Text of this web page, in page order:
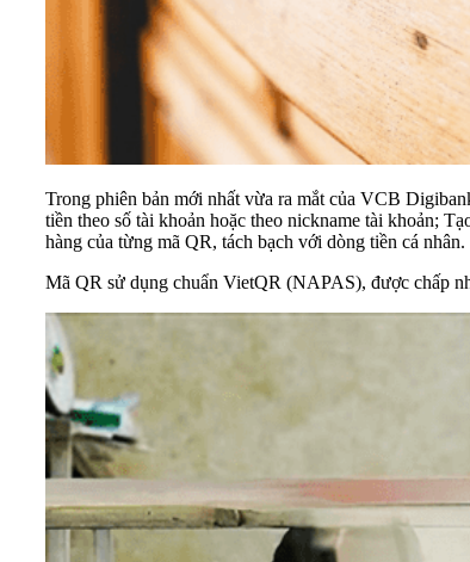
Trong phiên bản mới nhất vừa ra mắt của VCB
tiền theo số tài khoản hoặc theo nickname tài khoản;
hàng của từng mã QR, tách bạch với dòng tiền cá nhân.
Mã QR sử dụng chuẩn VietQR (NAPAS), được chấp